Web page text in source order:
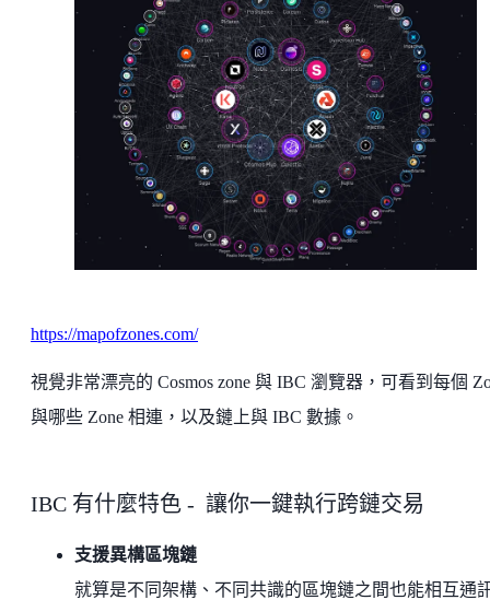
https://mapofzones.com/
視覺非常漂亮的 Cosmos zone 與 IBC 瀏覽器，可看到每個
與哪些 Zone 相連，以及鏈上與 IBC 數據。
IBC 有什麼特色 - 讓你一鍵執行跨鏈交易
支援異構區塊鏈
就算是不同架構、不同共識的區塊鏈之間也能相互通